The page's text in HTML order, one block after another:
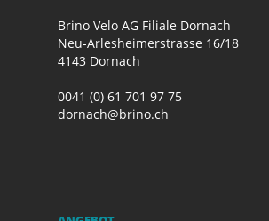
Brino Velo AG Filiale Dornach
Neu-Arlesheimerstrasse 16/18
4143 Dornach
0041 (0) 61 701 97 75
dornach@brino.ch